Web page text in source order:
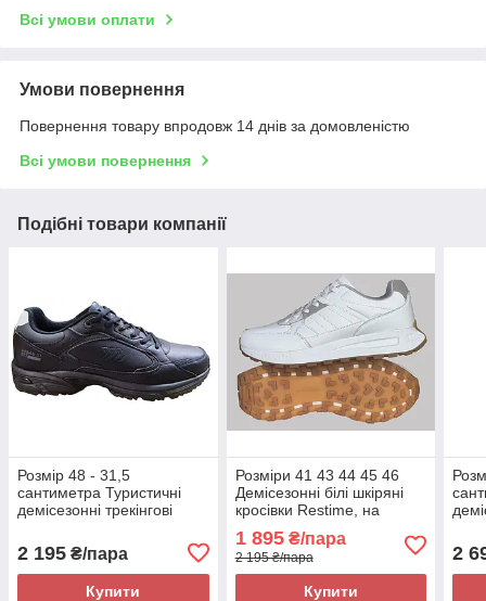
Всі умови оплати
Умови повернення
Повернення товару впродовж 14 днів за домовленістю
Всі умови повернення
Подібні товари компанії
Розмір 48 - 31,5
сантиметра Туристичні
демісезонні трекінгові
чорні Restime 24059
2 195 ₴/пара
Купити
Розміри 41 43 44 45 46
Демісезонні білі шкіряні
кросівки Restime, на
зручні
1 895₴/пара
2 195 ₴/пара
Купити
2